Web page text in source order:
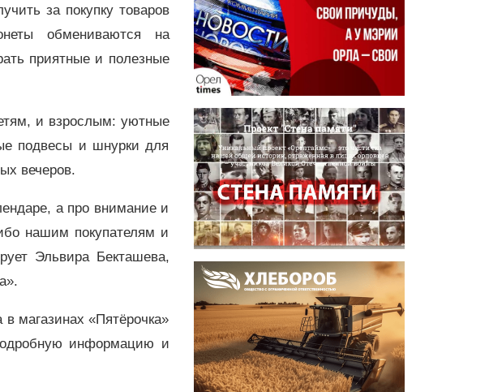
за покупку товаров
обмениваются на
приятные и полезные
и взрослым: уютные
подвесы и шнурки для
вечеров.
а про внимание и
нашим покупателям и
Эльвира Бекташева,
магазинах «Пятёрочка»
информацию и